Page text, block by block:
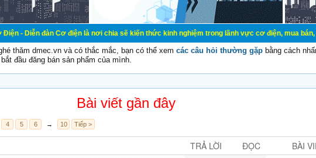
Cơ điện là nơi chia sẽ kiến thức kinh nghiệm trong lãnh vực cơ điện, mua bán, ký gửi,
thăm dmec.vn và có thắc mắc, bạn có thể xem các câu hỏi thường gặp bằng cách
đầu đăng bán sản phẩm của mình.
Bài viết gần đây
4 5 6 → 10 Tiếp >
TRẢ LỜI ĐỌC BÀI